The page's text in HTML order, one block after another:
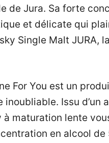
de Jura. Sa forte
et délicate qui
Single Malt JURA,
For You est un
Issu d’un
à maturation lente
en alcool de